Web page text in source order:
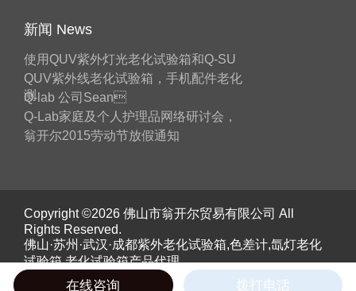
新闻 News
使用QUV紫外灯光老化试验箱和Q-SU
QUV紫外线老化试验箱，手机配件老化
测
Q-lab 公司Sean
Q-Lab家庭及个人护理品网络研讨会，
翁开尔2015劳动节放假通知
Copyright ©2026 佛山市翁开尔贸易有限公司 All
Rights Reserved.
佛山·苏州·武汉·成都紫外老化试验箱,色差计,氙灯老化
试验箱,老化试验箱产品代理。
《工业和信息化部》备案号： 粤ICP备05045526号
在线咨询 拨打电话